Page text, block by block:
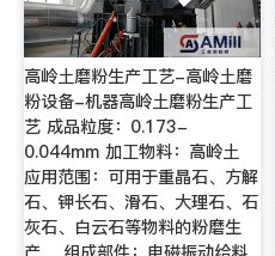
高岭土磨粉生产工艺-高岭土磨
粉设备-机器高岭土磨粉生产工
艺 成品粒度：0.173-
0.044mm 加工物料：高岭土
应用范围：可用于重晶石、方解
石、钾长石、滑石、大理石、石
灰石、白云石等物料的粉磨生